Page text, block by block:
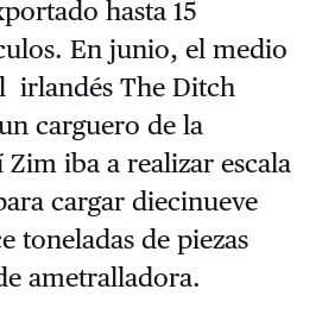
hasta 15
En junio, el medio
irlandés The Ditch
carguero de la
iba a realizar escala
cargar diecinueve
toneladas de piezas
ametralladora.